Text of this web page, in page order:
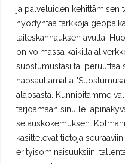
ja palveluiden kehittämisen
hyödyntää tarkkoja
laiteskannauksen avulla.
on voimassa kaikilla
suostumustasi tai peruuttaa
napsauttamalla
alaosasta. Kunnioitamme
tarjoamaan sinulle
selauskokemuksen.
käsittelevät tietoja
erityisominaisuuksiin:
Kilpailut ja säännöt
Yhteystiedot
Erä-Lindroos Oy
Mustamäenkatu 72
15610 Lahti
Puh.(03) 7525 696
PALVELEMME
TERVETULOA!